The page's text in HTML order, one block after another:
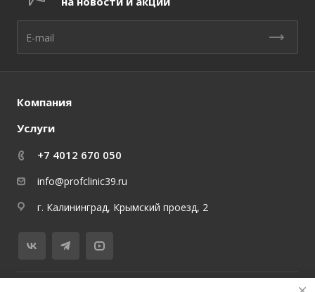
Компания
Услуги
+7 4012 670 050
info@profclinic39.ru
г. Калининград, Крымский проезд, 2